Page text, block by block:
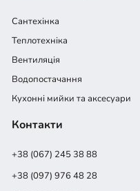
Сантехінка
Теплотехніка
Вентиляція
Водопостачання
Кухонні мийки та аксесуари
Контакти
+38 (067) 245 38 88
+38 (097) 976 48 28